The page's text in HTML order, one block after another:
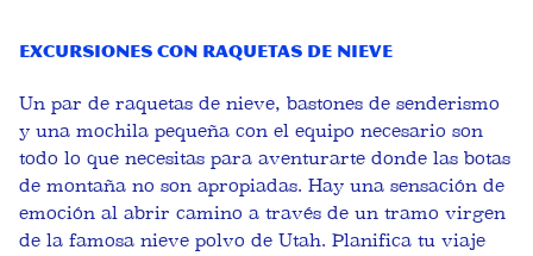
Excursiones con raquetas de nieve
Un par de raquetas de nieve, bastones de senderismo
y una mochila pequeña con el equipo necesario son
todo lo que necesitas para aventurarte donde las botas
de montaña no son apropiadas. Hay una sensación de
emoción al abrir camino a través de un tramo virgen
de la famosa nieve polvo de Utah. Planifica tu viaje